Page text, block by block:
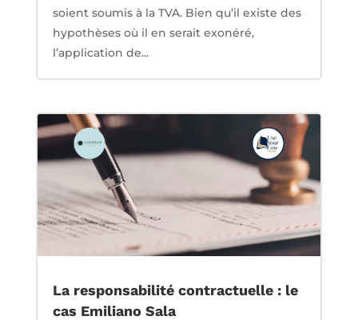
soient soumis à la TVA. Bien qu’il existe des
hypothèses où il en serait exonéré,
l’application de...
La responsabilité contractuelle : le
cas Emiliano Sala